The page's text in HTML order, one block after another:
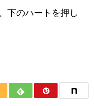
下のハートを押し